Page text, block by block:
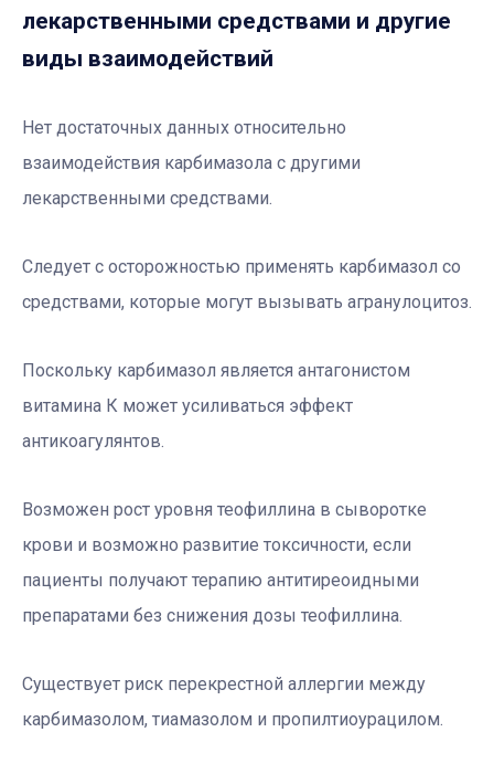
лекарственными средствами и другие
виды взаимодействий
Нет достаточных данных относительно
взаимодействия карбимазола с другими
лекарственными средствами.
Следует с осторожностью применять карбимазол со
средствами, которые могут вызывать агранулоцитоз.
Поскольку карбимазол является антагонистом
витамина К может усиливаться эффект
антикоагулянтов.
Возможен рост уровня теофиллина в сыворотке
крови и возможно развитие токсичности, если
пациенты получают терапию антитиреоидными
препаратами без снижения дозы теофиллина.
Существует риск перекрестной аллергии между
карбимазолом, тиамазолом и пропилтиоурацилом.